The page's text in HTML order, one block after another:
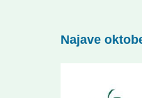
Najave